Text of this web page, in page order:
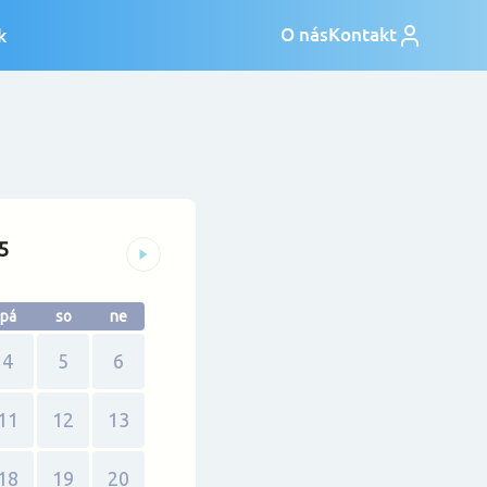
pá so ne
4 5 6
11 12 13
18 19 20